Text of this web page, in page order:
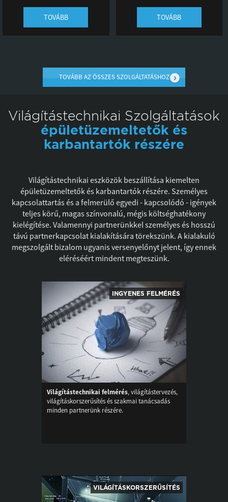
TOVÁBB TOVÁBB
TOVÁBB AZ ÖSSZES SZOLGÁLTATÁSHOZ
Világítástechnikai Szolgáltatások
épületüzemeltetők és
karbantartók részére
Világítástechnikai eszközök beszállítása kiemelten
épületüzemeltetők és karbantartók részére. Személyes
kapcsolattartás és a felmerülő egyedi - kapcsolódó - igények
teljes körű, magas színvonalú, mégis költséghatékony
kielégítése. Valamennyi partnerünkkel személyes és hosszú
távú partnerkapcsolat kialakítására törekszünk. A kialakuló
megszolgált bizalom ugyanis versenyelőnyt jelent, így ennek
eléréséért mindent megteszünk.
INGYENES FELMÉRÉS
Világítástechnikai felmérés, világítástervezés,
világításkorszerűsítés és szakmai tanácsadás
minden partnerünk részére.
VILÁGÍTÁSKORSZERŰSÍTÉS